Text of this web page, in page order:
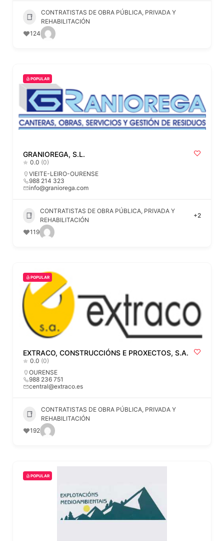
CONTRATISTAS DE OBRA PÚBLICA, PRIVADA Y
REHABILITACIÓN
124
POPULAR
GRANIOREGA, S.L.
0.0 (0)
VIEITE-LEIRO-OURENSE
988 214 323
info@graniorega.com
CONTRATISTAS DE OBRA PÚBLICA, PRIVADA Y
REHABILITACIÓN
+2
119
POPULAR
EXTRACO, CONSTRUCCIÓNS E PROXECTOS, S.A.
0.0 (0)
OURENSE
988 236 751
central@extraco.es
CONTRATISTAS DE OBRA PÚBLICA, PRIVADA Y
REHABILITACIÓN
192
POPULAR